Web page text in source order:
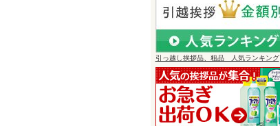
引っ越し挨拶品、粗品 人気ランキング